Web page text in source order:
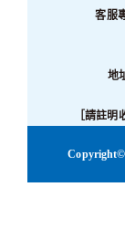
客服
地
［請註明